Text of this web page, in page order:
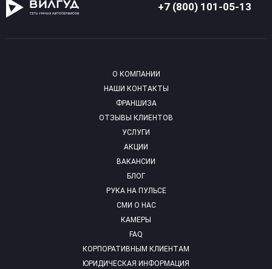
+7 (800) 101-05-13
О КОМПАНИИ
НАШИ КОНТАКТЫ
ФРАНШИЗА
ОТЗЫВЫ КЛИЕНТОВ
УСЛУГИ
АКЦИИ
ВАКАНСИИ
БЛОГ
РУКА НА ПУЛЬСЕ
СМИ О НАС
КАМЕРЫ
FAQ
КОРПОРАТИВНЫМ КЛИЕНТАМ
ЮРИДИЧЕСКАЯ ИНФОРМАЦИЯ